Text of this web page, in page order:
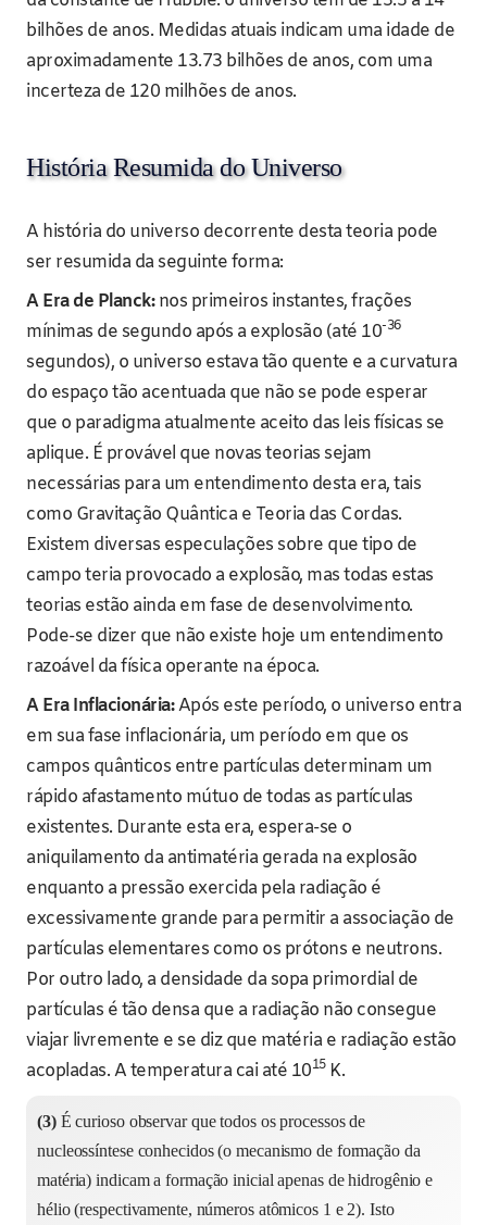
bilhões de anos. Medidas atuais indicam uma idade de
aproximadamente 13.73 bilhões de anos, com uma
incerteza de 120 milhões de anos.
História Resumida do Universo
A história do universo decorrente desta teoria pode
ser resumida da seguinte forma:
A Era de Planck:nos primeiros instantes, frações
mínimas de segundo após a explosão (até 10-36
segundos), o universo estava tão quente e a curvatura
do espaço tão acentuada que não se pode esperar
que o paradigma atualmente aceito das leis físicas se
aplique. É provável que novas teorias sejam
necessárias para um entendimento desta era, tais
como Gravitação Quântica e Teoria das Cordas.
Existem diversas especulações sobre que tipo de
campo teria provocado a explosão, mas todas estas
teorias estão ainda em fase de desenvolvimento.
Pode-se dizer que não existe hoje um entendimento
razoável da física operante na época.
A Era Inflacionária:Após este período, o universo entra
em sua fase inflacionária, um período em que os
campos quânticos entre partículas determinam um
rápido afastamento mútuo de todas as partículas
existentes. Durante esta era, espera-se o
aniquilamento da antimatéria gerada na explosão
enquanto a pressão exercida pela radiação é
excessivamente grande para permitir a associação de
partículas elementares como os prótons e neutrons.
Por outro lado, a densidade da sopa primordial de
partículas é tão densa que a radiação não consegue
viajar livremente e se diz que matéria e radiação estão
acopladas. A temperatura cai até 1015K.
(3)É curioso observar que todos os processos de
nucleossíntese conhecidos (o mecanismo de formação da
matéria) indicam a formação inicial apenas de hidrogênio e
hélio (respectivamente, números atômicos 1 e 2). Isto